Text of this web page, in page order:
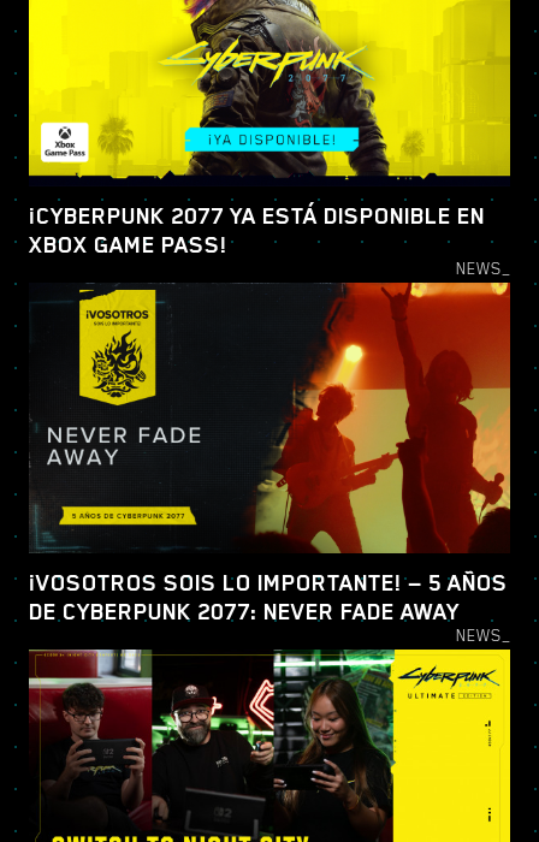
¡CYBERPUNK 2077 YA ESTÁ DISPONIBLE EN
XBOX GAME PASS!
NEWS_
¡VOSOTROS SOIS LO IMPORTANTE! — 5 AÑOS
DE CYBERPUNK 2077: NEVER FADE AWAY
NEWS_